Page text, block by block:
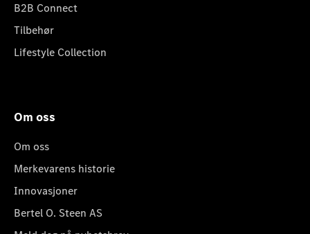
B2B Connect
Tilbehør
Lifestyle Collection
Om oss
Om oss
Merkevarens historie
Innovasjoner
Bertel O. Steen AS